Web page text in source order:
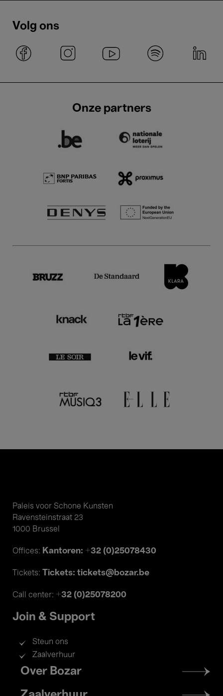
Volg ons
Onze partners
Paleis voor Schone Kunsten
Ravensteinstraat 23
1000 Brussel
Offices: Kantoren: +32 (0)25078430
Tickets: Tickets: tickets@bozar.be
Call center: +32 (0)25078200
Join & Support
Steun ons
Zaalverhuur
Footer
menu
Over Bozar